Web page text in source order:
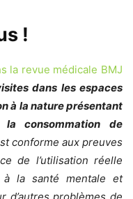
!
la revue médicale BMJ
dans les espaces
à la nature présentant
consommation de
conforme aux preuves
de l’utilisation réelle
la santé mentale et
d’autres problèmes de